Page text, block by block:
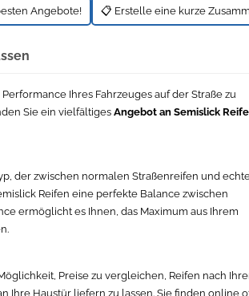
Angebote! 📋 Erstelle eine kurze
Ihres Fahrzeuges auf der Straße zu
Sie ein vielfältiges Angebot an Semislick
der zwischen normalen Straßenreifen und
Reifen eine perfekte Balance zwischen
ermöglicht es Ihnen, das Maximum aus Ihrem
Preise zu vergleichen, Reifen nach
Ihre Haustür liefern zu lassen. Sie finden online